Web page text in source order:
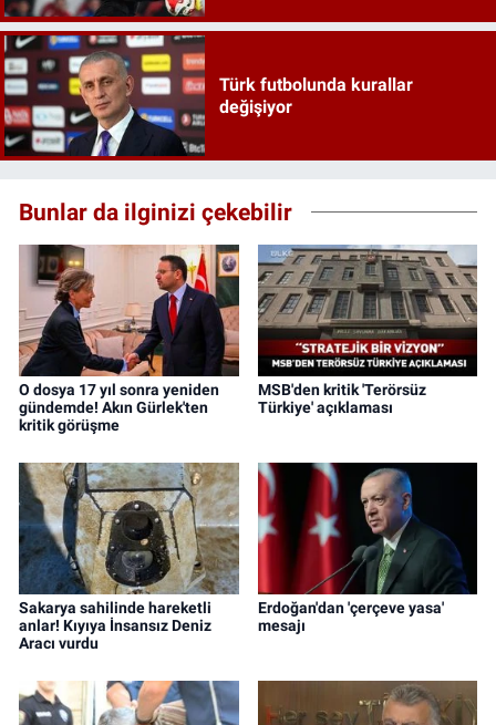
Türk futbolunda kurallar
değişiyor
Bunlar da ilginizi çekebilir
O dosya 17 yıl sonra yeniden
gündemde! Akın Gürlek'ten
kritik görüşme
MSB'den kritik 'Terörsüz
Türkiye' açıklaması
Sakarya sahilinde hareketli
anlar! Kıyıya İnsansız Deniz
Aracı vurdu
Erdoğan'dan 'çerçeve yasa'
mesajı